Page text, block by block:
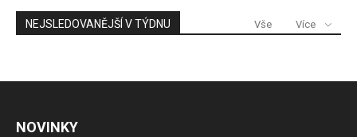
NEJSLEDOVANĚJŠÍ V TÝDNU Vše Více
NOVINKY